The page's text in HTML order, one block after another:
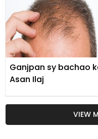
کتنا ہنگامہ ہوا؟ اداکار نے
سب بتا دیا
Ganjpan sy bachao
Asan Ilaj
VIEW